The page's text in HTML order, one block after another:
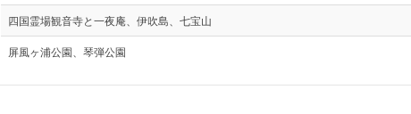
四国霊場観音寺と一夜庵、伊吹島、七宝山
屏風ヶ浦公園、琴弾公園